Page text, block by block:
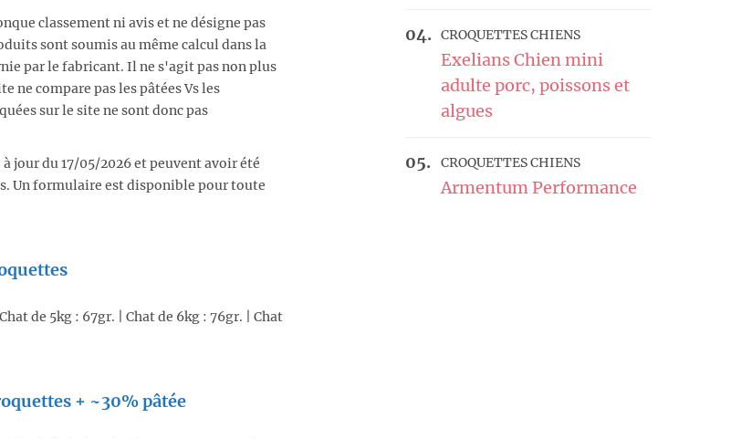
classement ni avis et ne désigne pas
sont soumis au même calcul dans la
par le fabricant. Il ne s'agit pas non plus
ne compare pas les pâtées Vs les
sur le site ne sont donc pas
jour du 17/05/2026 et peuvent avoir été
Un formulaire est disponible pour toute
de 5kg : 67gr. | Chat de 6kg : 76gr. | Chat
+ ~30% pâtée
CROQUETTES CHIENS
Exelians Chien mini
adulte porc, poissons et
algues
CROQUETTES CHIENS
Armentum Performance